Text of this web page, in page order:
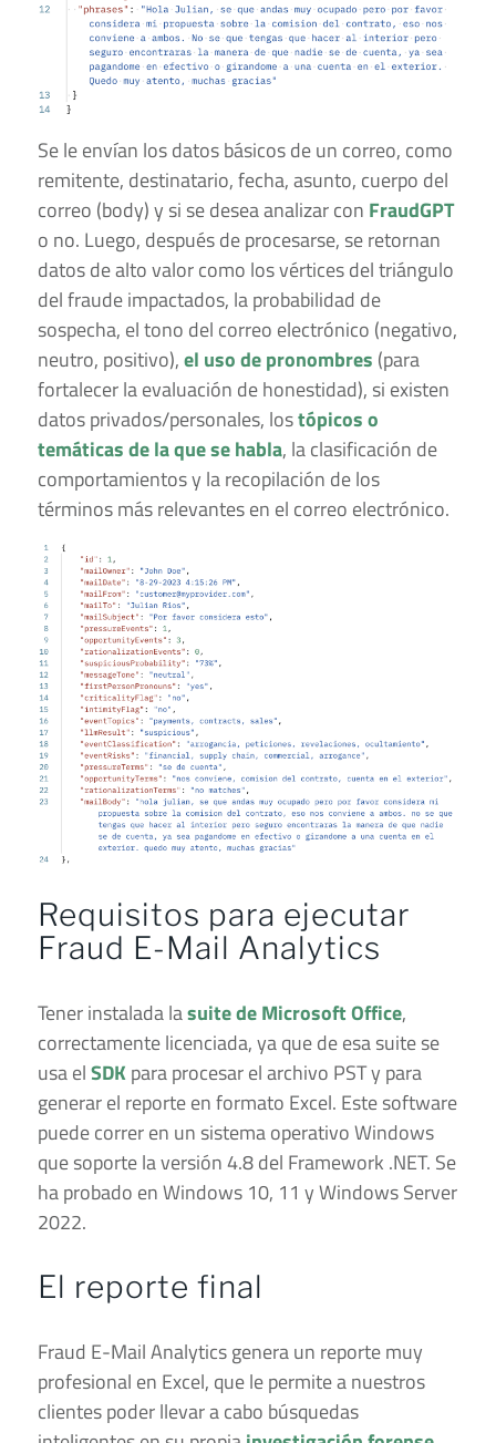
Se le envían los datos básicos de un correo, como
remitente, destinatario, fecha, asunto, cuerpo del
correo (body) y si se desea analizar con FraudGPT
o no. Luego, después de procesarse, se retornan
datos de alto valor como los vértices del triángulo
del fraude impactados, la probabilidad de
sospecha, el tono del correo electrónico (negativo,
neutro, positivo),el uso de pronombres (para
fortalecer la evaluación de honestidad), si existen
datos privados/personales, lostópicos o
temáticas de la que se habla, la clasificación de
comportamientos y la recopilación de los
términos más relevantes en el correo electrónico.
Requisitos para ejecutar
Fraud E-Mail Analytics
Tener instalada lasuite de Microsoft Office,
correctamente licenciada, ya que de esa suite se
usa elSDKpara procesar el archivo PST y para
generar el reporte en formato Excel. Este software
puede correr en un sistema operativo Windows
que soporte la versión 4.8 del Framework .NET. Se
ha probado en Windows 10, 11 y Windows Server
2022.
El reporte final
Fraud E-Mail Analytics genera un reporte muy
profesional en Excel, que le permite a nuestros
clientes poder llevar a cabo búsquedas